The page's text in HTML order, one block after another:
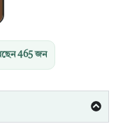
465জন